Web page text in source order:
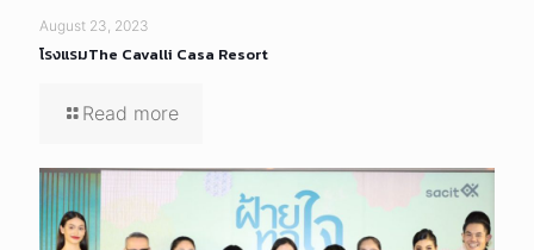
August 23, 2023
โรงแรมThe Cavalli Casa Resort
Read more